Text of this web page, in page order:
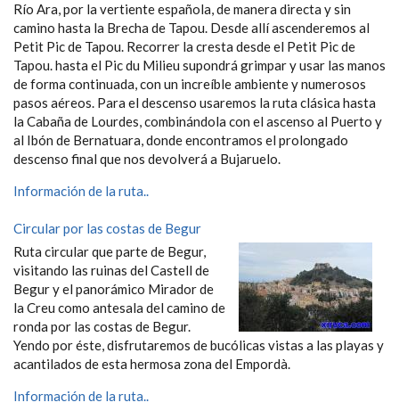
Río Ara, por la vertiente española, de manera directa y sin
camino hasta la Brecha de Tapou. Desde allí ascenderemos al
Petit Pic de Tapou. Recorrer la cresta desde el Petit Pic de
Tapou. hasta el Pic du Milieu supondrá grimpar y usar las manos
de forma continuada, con un increíble ambiente y numerosos
pasos aéreos. Para el descenso usaremos la ruta clásica hasta
la Cabaña de Lourdes, combinándola con el ascenso al Puerto y
al Ibón de Bernatuara, donde encontramos el prolongado
descenso final que nos devolverá a Bujaruelo.
Información de la ruta..
Circular por las costas de Begur
Ruta circular que parte de Begur,
visitando las ruinas del Castell de
Begur y el panorámico Mirador de
la Creu como antesala del camino de
ronda por las costas de Begur.
Yendo por éste, disfrutaremos de bucólicas vistas a las playas y
acantilados de esta hermosa zona del Empordà.
Información de la ruta..